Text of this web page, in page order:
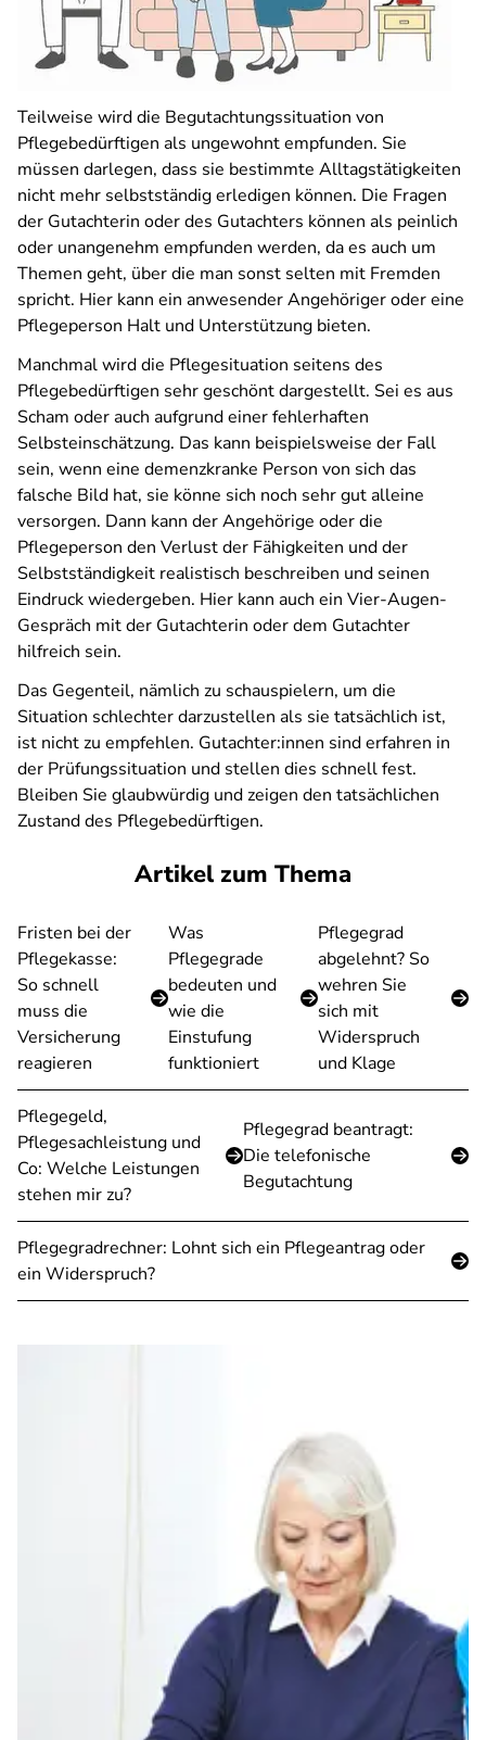
Teilweise wird die Begutachtungssituation von
Pflegebedürftigen als ungewohnt empfunden. Sie
müssen darlegen, dass sie bestimmte Alltagstätigkeiten
nicht mehr selbstständig erledigen können. Die Fragen
der Gutachterin oder des Gutachters können als peinlich
oder unangenehm empfunden werden, da es auch um
Themen geht, über die man sonst selten mit Fremden
spricht. Hier kann ein anwesender Angehöriger oder eine
Pflegeperson Halt und Unterstützung bieten.
Manchmal wird die Pflegesituation seitens des
Pflegebedürftigen sehr geschönt dargestellt. Sei es aus
Scham oder auch aufgrund einer fehlerhaften
Selbsteinschätzung. Das kann beispielsweise der Fall
sein, wenn eine demenzkranke Person von sich das
falsche Bild hat, sie könne sich noch sehr gut alleine
versorgen. Dann kann der Angehörige oder die
Pflegeperson den Verlust der Fähigkeiten und der
Selbstständigkeit realistisch beschreiben und seinen
Eindruck wiedergeben. Hier kann auch ein Vier-Augen-
Gespräch mit der Gutachterin oder dem Gutachter
hilfreich sein.
Das Gegenteil, nämlich zu schauspielern, um die
Situation schlechter darzustellen als sie tatsächlich ist,
ist nicht zu empfehlen. Gutachter:innen sind erfahren in
der Prüfungssituation und stellen dies schnell fest.
Bleiben Sie glaubwürdig und zeigen den tatsächlichen
Zustand des Pflegebedürftigen.
Artikel zum Thema
Fristen bei der
Pflegekasse:
So schnell
muss die
Versicherung
reagieren
Was
Pflegegrade
bedeuten und
wie die
Einstufung
funktioniert
Pflegegrad
abgelehnt? So
wehren Sie
sich mit
Widerspruch
und Klage
Pflegegeld,
Pflegesachleistung und
Co: Welche Leistungen
stehen mir zu?
Pflegegrad beantragt:
Die telefonische
Begutachtung
Pflegegradrechner: Lohnt sich ein Pflegeantrag oder
ein Widerspruch?